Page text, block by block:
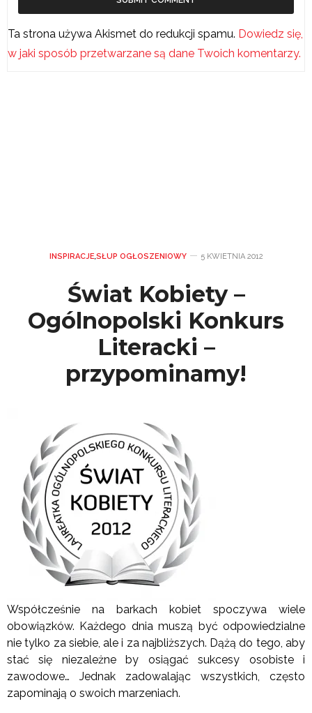
Ta strona używa Akismet do redukcji spamu. Dowiedz się,
w jaki sposób przetwarzane są dane Twoich komentarzy.
INSPIRACJE,SŁUP OGŁOSZENIOWY 5 KWIETNIA 2012
Świat Kobiety –
Ogólnopolski Konkurs
Literacki –
przypominamy!
Współcześnie na barkach kobiet spoczywa wiele
obowiązków. Każdego dnia muszą być odpowiedzialne
nie tylko za siebie, ale i za najbliższych. Dążą do tego, aby
stać się niezależne by osiągać sukcesy osobiste i
zawodowe… Jednak zadowalając wszystkich, często
zapominają o swoich marzeniach.